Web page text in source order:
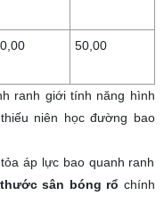
50,00
ranh giới tính năng hình
niên học đường bao
áp lực bao quanh ranh
sân bóng rổ chính